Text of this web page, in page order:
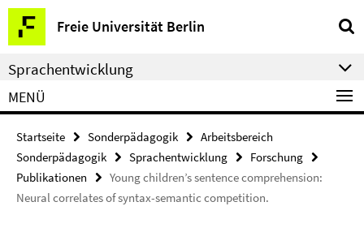
Springe
direkt
zu
Inhalt
Freie Universität Berlin
Service-
Navigation
Sprachentwicklung
MENÜ
Startseite Sonderpädagogik
Arbeitsbereich
Sonderpädagogik
Sprachentwicklung
Forschung
Publikationen
Young children’s sentence comprehension:
Neural correlates of syntax-semantic competition.